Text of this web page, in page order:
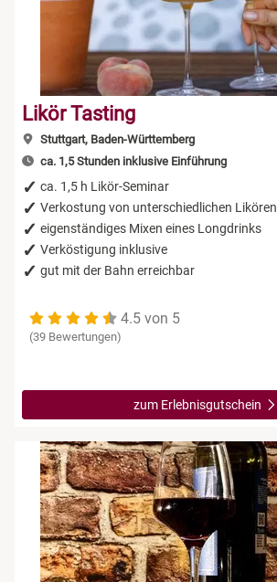
Likör Tasting
Stuttgart, Baden-Württemberg
ca. 1,5 Stunden inklusive Einführung
ca. 1,5 h Likör-Seminar
Verkostung von unterschiedlichen Likören
eigenständiges Mixen eines Longdrinks
Verköstigung inklusive
gut mit der Bahn erreichbar
4.5 von 5
(39 Bewertungen)
zum Erlebnisgutschein